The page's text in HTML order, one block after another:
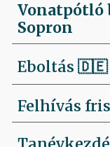
Vonatpótló
Sopron
Eboltás🇩🇪
Felhívás